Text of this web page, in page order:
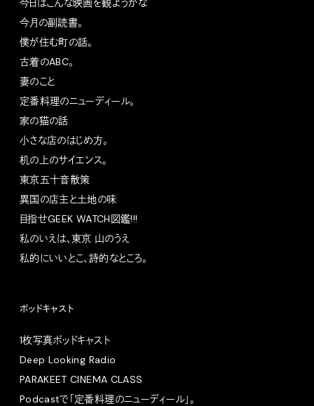
今月の副読書。
僕が住む町の話。
古着のABC。
妻のこと
定番料理のニューディール。
家の猫の話
小さな店のはじめ方。
机の上のサイエンス。
東京五十音散策
異国の店主と土地の味
目指せGEEK WATCH図鑑!!!
私のいえは、東京 山のうえ
私的にいいとこ、詩的なところ。
ポッドキャスト
1枚写真ポッドキャスト
Deep Looking Radio
PARAKEET CINEMA CLASS
Podcastで「定番料理のニューディール」。